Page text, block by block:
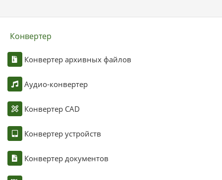
Конвертер
Конвертер архивных файлов
Аудио-конвертер
Конвертер CAD
Конвертер устройств
Конвертер документов